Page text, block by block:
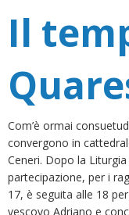
Il
Com’è ormai
convergono in
Ceneri. Dopo la
partecipazione, per i
17, è seguita alle 18
vescovo Adriano e